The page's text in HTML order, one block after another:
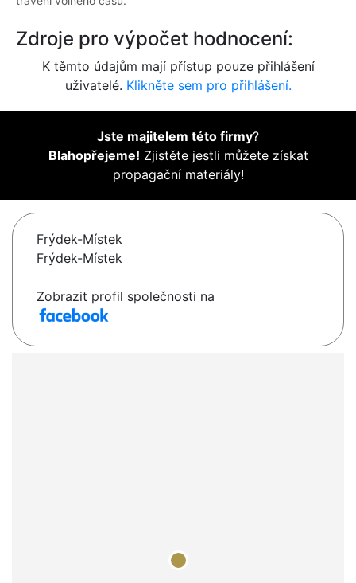
Zdroje pro výpočet hodnocení:
K těmto údajům mají přístup pouze přihlášení
uživatelé. Klikněte sem pro přihlášení.
Jste majitelem této firmy?
Blahopřejeme! Zjistěte jestli můžete získat
propagační materiály!
Frýdek-Místek
Frýdek-Místek
Zobrazit profil společnosti na